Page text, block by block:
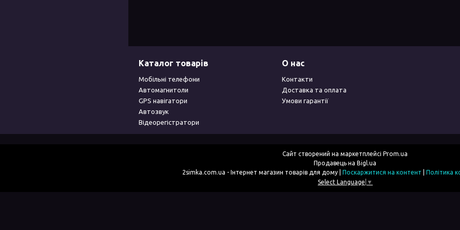
Каталог товарів
Мобільні телефони
Автомагнитоли
GPS навігатори
Автозвук
Відеорегістратори
О нас
Контакти
Доставка та оплата
Умови гарантії
Сайт створений на маркетплейсі Prom.ua
Продавець на Bigl.ua
Поскаржитися на контент
Політика
Select Language ▼